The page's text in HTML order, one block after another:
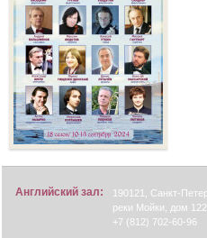
Английский зал:
190121, Санкт-
реки Мойки, дом
+7 (812) 702-60-96